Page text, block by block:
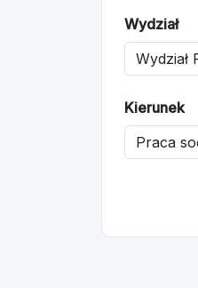
Wydział
Kierunek